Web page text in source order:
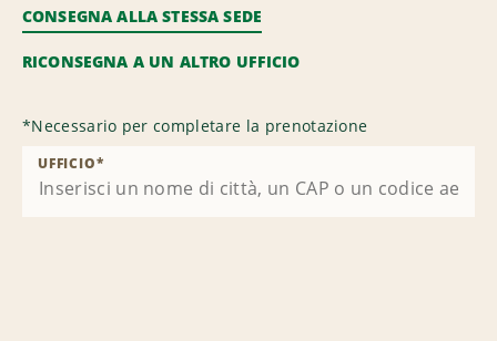
CONSEGNA ALLA STESSA SEDE
RICONSEGNA A UN ALTRO UFFICIO
*Necessario per completare la prenotazione
UFFICIO*